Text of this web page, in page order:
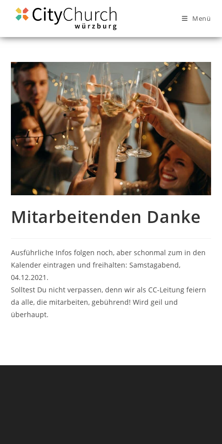
Menü
Mitarbeitenden Danke
Ausführliche Infos folgen noch, aber schonmal zum in den
Kalender eintragen und freihalten: Samstagabend,
04.12.2021.
Solltest Du nicht verpassen, denn wir als CC-Leitung feiern
da alle, die mitarbeiten, gebührend! Wird geil und
überhaupt.